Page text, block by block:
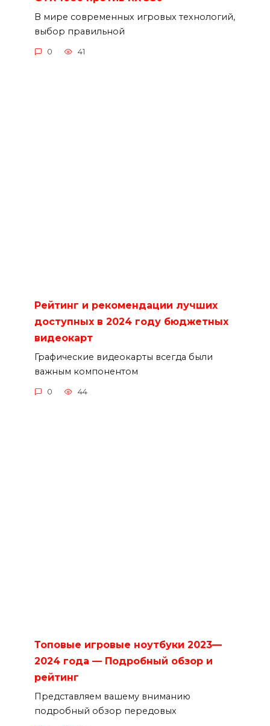
В мире современных игровых технологий,
выбор правильной
0 41
Рейтинг и рекомендации лучших
доступных в 2024 году бюджетных
видеокарт
Графические видеокарты всегда были
важным компонентом
0 44
Топовые игровые ноутбуки 2023—
2024 года — Подробный обзор и
рейтинг
Представляем вашему вниманию
подробный обзор передовых